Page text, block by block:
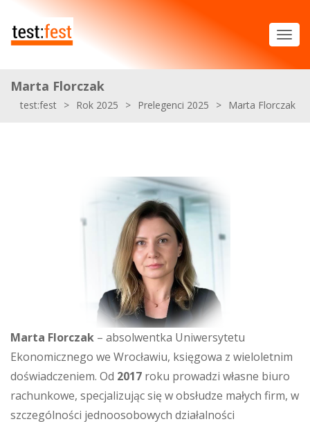
Marta Florczak
test:fest > Rok 2025 > Prelegenci 2025 > Marta Florczak
Marta Florczak – absolwentka Uniwersytetu
Ekonomicznego we Wrocławiu, księgowa z wieloletnim
doświadczeniem. Od 2017 roku prowadzi własne biuro
rachunkowe, specjalizując się w obsłudze małych firm, w
szczególności jednoosobowych działalności